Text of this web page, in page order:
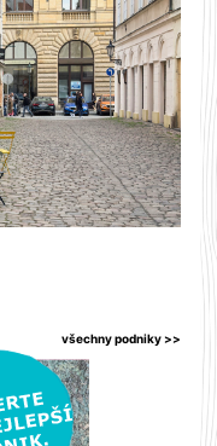
všechny podniky >>